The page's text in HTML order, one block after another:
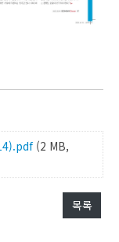
(2 MB,
목록